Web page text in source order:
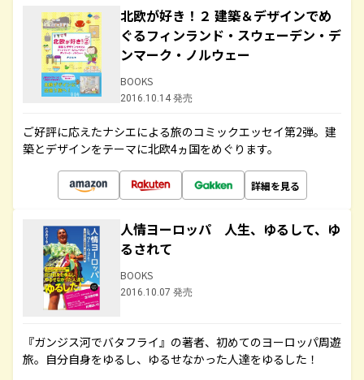
北欧が好き！２ 建築＆デザインでめ
ぐるフィンランド・スウェーデン・デ
ンマーク・ノルウェー
BOOKS
2016.10.14 発売
ご好評に応えたナシエによる旅のコミックエッセイ第2弾。建
築とデザインをテーマに北欧4ヵ国をめぐります。
詳細を見る
人情ヨーロッパ 人生、ゆるして、ゆ
るされて
BOOKS
2016.10.07 発売
『ガンジス河でバタフライ』の著者、初めてのヨーロッパ周遊
旅。自分自身をゆるし、ゆるせなかった人達をゆるした！